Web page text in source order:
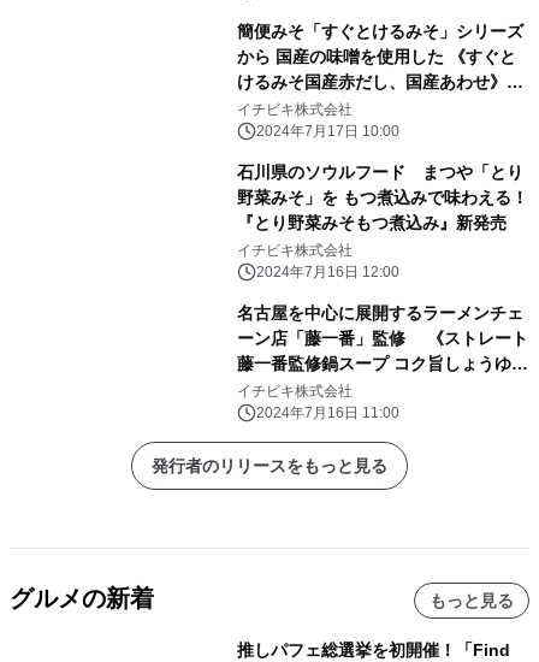
簡便みそ「すぐとけるみそ」シリーズ
から 国産の味噌を使用した 《すぐと
けるみそ国産赤だし、国産あわせ》新
発売
イチビキ株式会社
2024年7月17日 10:00
石川県のソウルフード まつや「とり
野菜みそ」を もつ煮込みで味わえる！
『とり野菜みそもつ煮込み』新発売
イチビキ株式会社
2024年7月16日 12:00
名古屋を中心に展開するラーメンチェ
ーン店「藤一番」監修 《ストレート
藤一番監修鍋スープ コク旨しょうゆ
味》新発売
イチビキ株式会社
2024年7月16日 11:00
発行者のリリースをもっと見る
グルメの新着 もっと見る
推しパフェ総選挙を初開催！「Find